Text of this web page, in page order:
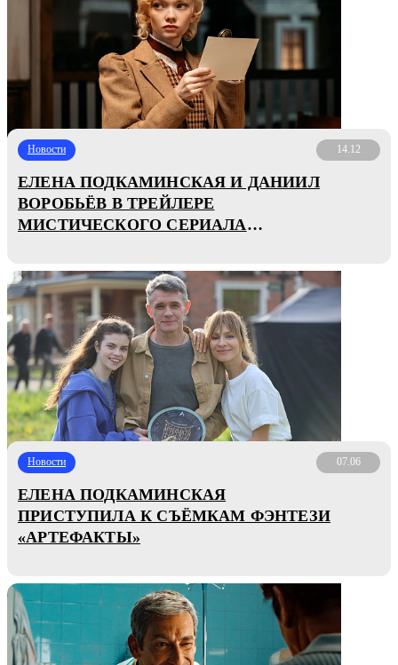
Новости 14.12
ЕЛЕНА ПОДКАМИНСКАЯ И ДАНИИЛ
ВОРОБЬЁВ В ТРЕЙЛЕРЕ
МИСТИЧЕСКОГО СЕРИАЛА
Новости 07.06
ЕЛЕНА ПОДКАМИНСКАЯ
ПРИСТУПИЛА К СЪЁМКАМ ФЭНТЕЗИ
«АРТЕФАКТЫ»